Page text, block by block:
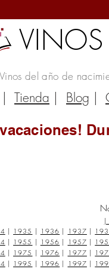
VINOS
Vinos del año de
| Tienda | Blog |
|
| 1935 | 1936 | 1937 |
| 1955 | 1956 | 1957 |
| 1975 | 1976 | 1977 |
| 1995 | 1996 | 1997 |